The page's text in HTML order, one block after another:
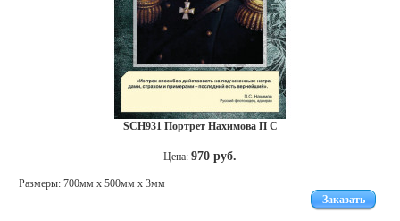
SCH931 Портрет Нахимова П С
Цена: 970 руб.
Размеры: 700мм x 500мм х 3мм
Заказать